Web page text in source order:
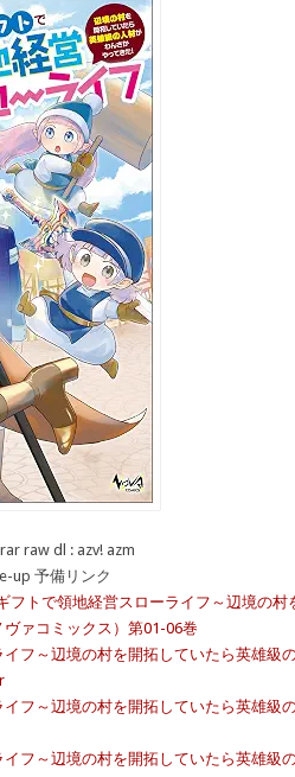
raw dl : azv! azm
up 予備リンク
フトで領地経営スローライフ～辺境の村
ァコミックス）第01-06巻
フ～辺境の村を開拓していたら英雄級
フ～辺境の村を開拓していたら英雄級
フ～辺境の村を開拓していたら英雄級